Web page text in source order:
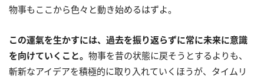
物事もここから色々と動き始めるはずよ。
この運氣を生かすには、過去を振り返らずに常に未来に意識
を向けていくこと。 物事を昔の状態に戻そうとするよりも、
斬新なアイデアを積極的に取り入れていくほうが、タイムリ